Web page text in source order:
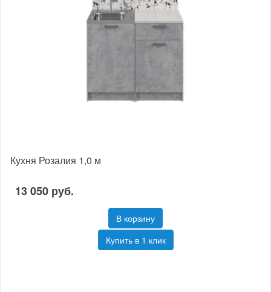
Кухня Розалия 1,0 м
13 050 руб.
В корзину
Купить в 1 клик